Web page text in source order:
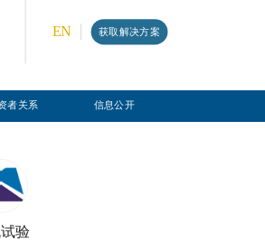
EN 获取解决方案
者关系 信息公开
验